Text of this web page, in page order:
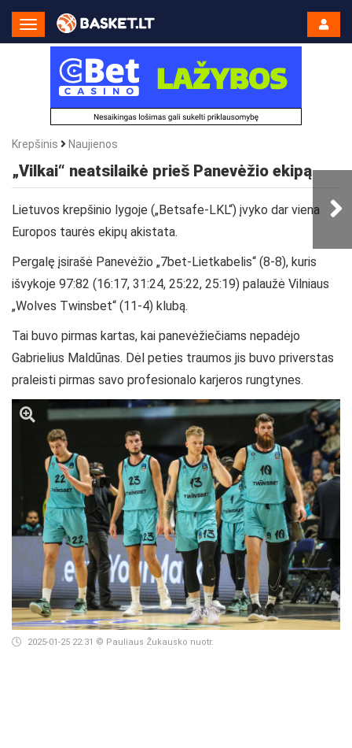
Toggle
Navigation
Krepšinis Naujienos
„Vilkai“ neatsilaikė prieš Panevėžio ekipą
Lietuvos krepšinio lygoje („Betsafe-LKL“) įvyko dar viena
Europos taurės ekipų akistata.
Pergalę įsirašė Panevėžio „7bet-Lietkabelis“ (8-8), kuris
išvykoje 97:82 (16:17, 31:24, 25:22, 25:19) palaužė Vilniaus
„Wolves Twinsbet“ (11-4) klubą.
Tai buvo pirmas kartas, kai panevėžiečiams nepadėjo
Gabrielius Maldūnas. Dėl peties traumos jis buvo priverstas
praleisti pirmas savo profesionalo karjeros rungtynes.
2025-01-25 22:31 © Pauliaus Žukausko nuotr.